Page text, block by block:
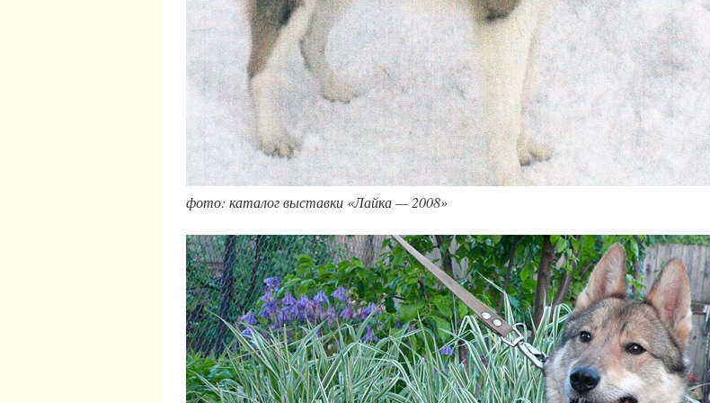
фото: каталог выставки «Лайка — 2008»